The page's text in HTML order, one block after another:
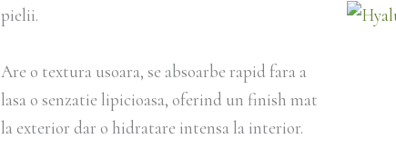
pielii.
Are o textura usoara, se absoarbe rapid fara a
lasa o senzatie lipicioasa, oferind un finish mat
la exterior dar o hidratare intensa la interior.